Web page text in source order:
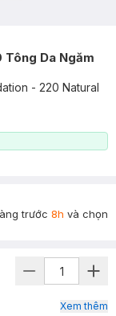
Da Ngăm
- 220 Natural
trước 8h và chọn
Xem thêm